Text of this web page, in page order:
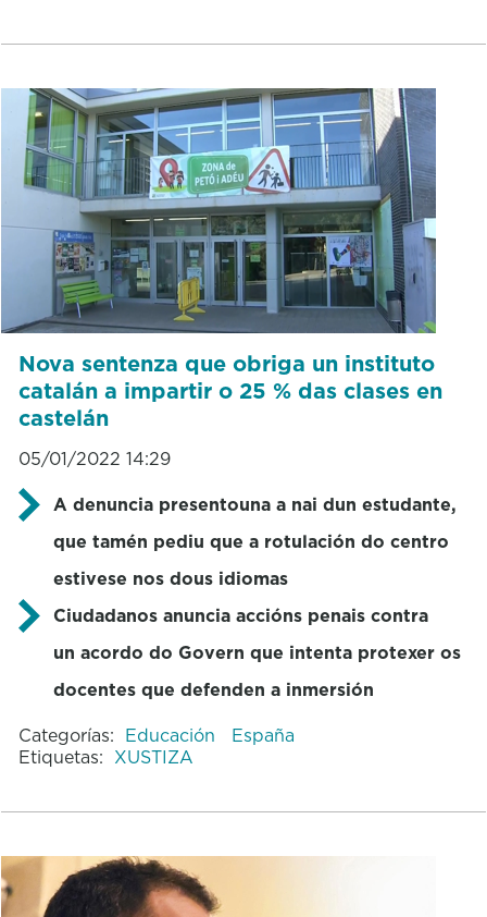
Nova sentenza que obriga un instituto
catalán a impartir o 25 % das clases en
castelán
05/01/2022 14:29
A denuncia presentouna a nai dun estudante,
que tamén pediu que a rotulación do centro
estivese nos dous idiomas
Ciudadanos anuncia accións penais contra
un acordo do Govern que intenta protexer os
docentes que defenden a inmersión
Categorías: Educación
España
Etiquetas: XUSTIZA